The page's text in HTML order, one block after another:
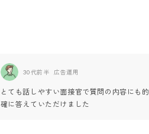
30代前半 広告運用
とても話しやすい面接官で質問の内容にも的
確に答えていただけました